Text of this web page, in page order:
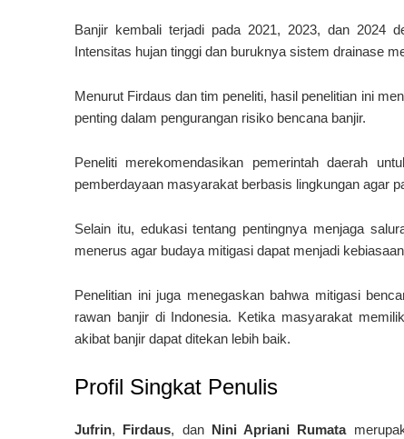
Banjir kembali terjadi pada 2021, 2023, dan 2024
Intensitas hujan tinggi dan buruknya sistem drainase
Menurut Firdaus dan tim peneliti, hasil penelitian ini
penting dalam pengurangan risiko bencana banjir.
Peneliti merekomendasikan pemerintah daerah
pemberdayaan masyarakat berbasis lingkungan agar
Selain itu, edukasi tentang pentingnya menjaga
menerus agar budaya mitigasi dapat menjadi
Penelitian ini juga menegaskan bahwa mitigasi
rawan banjir di Indonesia. Ketika masyarakat
akibat banjir dapat ditekan lebih baik.
Profil Singkat Penulis
Jufrin, Firdaus, dan Nini Apriani Rumata